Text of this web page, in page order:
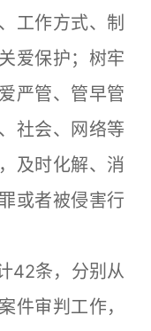
工作方式、制
爱保护；树牢
严管、管早管
社会、网络等
及时化解、消
或者被侵害行
条，分别从
件审判工作，